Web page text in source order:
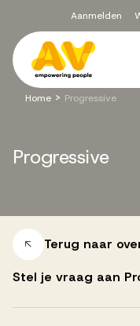
Ga naar de inhoud
Aanmelden
Voor
Recruitment
Home > Progressive
Progressive
Terug naar
Stel je vraag aan